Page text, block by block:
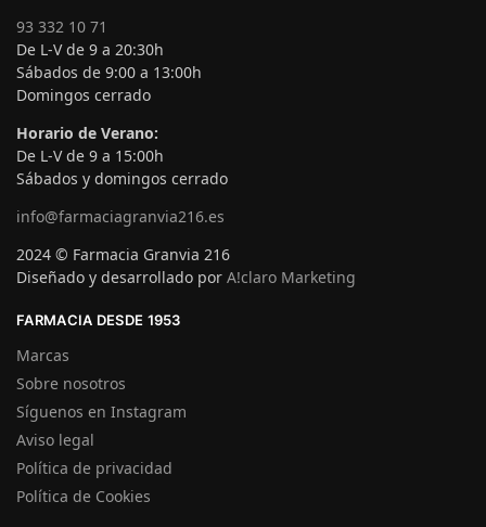
93 332 10 71
De L-V de 9 a 20:30h
Sábados de 9:00 a 13:00h
Domingos cerrado
Horario de Verano:
De L-V de 9 a 15:00h
Sábados y domingos cerrado
info@farmaciagranvia216.es
2024 © Farmacia Granvia 216
Diseñado y desarrollado por A!claro Marketing
FARMACIA DESDE 1953
Marcas
Sobre nosotros
Síguenos en Instagram
Aviso legal
Política de privacidad
Política de Cookies